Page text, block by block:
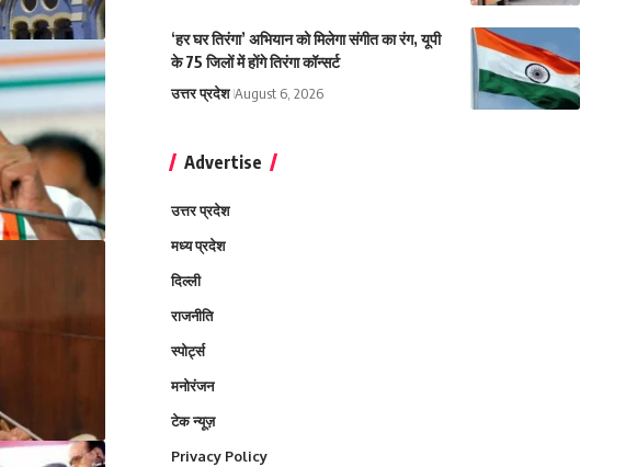
‘हर घर तिरंगा’ अभियान को मिलेगा संगीत का रंग, यूपी
के 75 जिलों में होंगे तिरंगा कॉन्सर्ट
उत्तर प्रदेश August 6, 2026
Advertise
उत्तर प्रदेश
मध्य प्रदेश
दिल्ली
राजनीति
स्पोर्ट्स
मनोरंजन
टेक न्यूज़
Privacy Policy